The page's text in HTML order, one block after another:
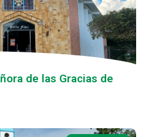
de las Gracias de